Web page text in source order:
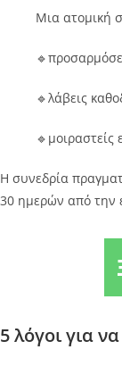
Μια ατομική
🔹λάβεις
🔹μοιραστείς
Η συνεδρία
30 ημερών από την
5 λόγοι για